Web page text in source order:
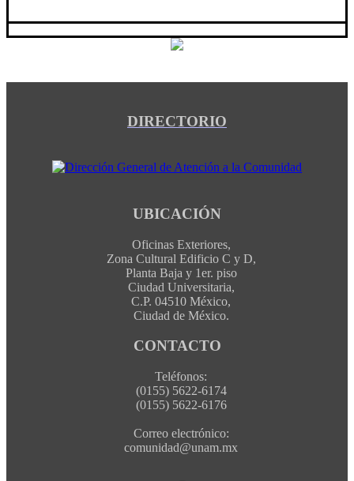
DIRECTORIO
UBICACIÓN
Oficinas Exteriores,
Zona Cultural Edificio C y D,
Planta Baja y 1er. piso
Ciudad Universitaria,
C.P. 04510 México,
Ciudad de México.
CONTACTO
Teléfonos:
(0155) 5622-6174
(0155) 5622-6176
Correo electrónico:
comunidad@unam.mx